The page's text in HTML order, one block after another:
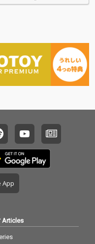
ボ楽曲となっている。
App
Articles